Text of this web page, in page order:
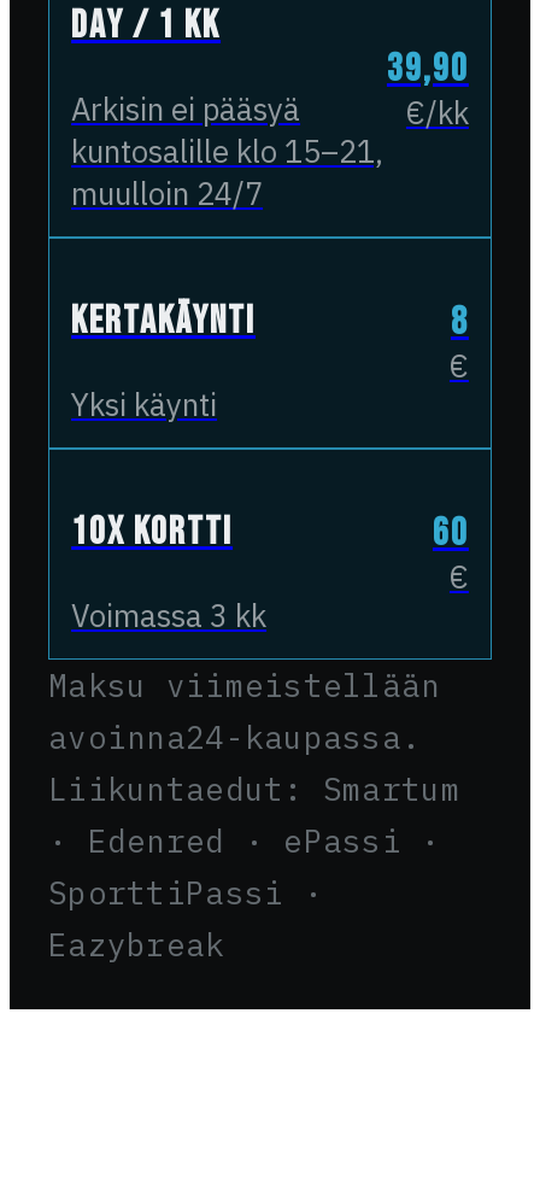
Day / 1 kk
Arkisin ei pääsyä
kuntosalille klo 15–21,
muulloin 24/7
39,90
€/kk
Kertakäynti
Yksi käynti
8
€
10x kortti
Voimassa 3 kk
60
€
Maksu viimeistellään
avoinna24-kaupassa.
Liikuntaedut: Smartum
· Edenred · ePassi ·
SporttiPassi ·
Eazybreak